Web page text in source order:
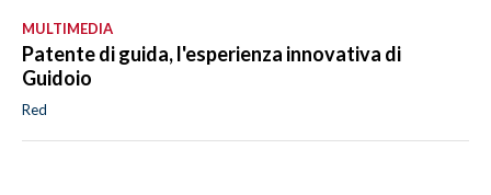
MULTIMEDIA
Patente di guida, l'esperienza innovativa di
Guidoio
Red